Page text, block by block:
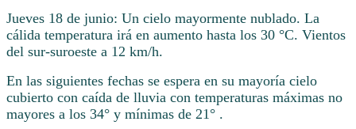
Jueves 18 de junio: Un cielo mayormente nublado. La
cálida temperatura irá en aumento hasta los 30 °C. Vientos
del sur-suroeste a 12 km/h.
En las siguientes fechas se espera en su mayoría cielo
cubierto con caída de lluvia con temperaturas máximas no
mayores a los 34° y mínimas de 21° .